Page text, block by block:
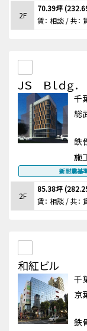
2F
70.39坪
賃： 相談 / 共：
ＪＳ Ｂｌｄｇ．
千
総
鉄
施
新耐震基
2F
85.38坪
賃： 相談 / 共：
和紅ビル
千
京
鉄